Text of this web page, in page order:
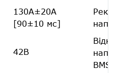
130А±20А
[90±10 мс]
42В
BMS